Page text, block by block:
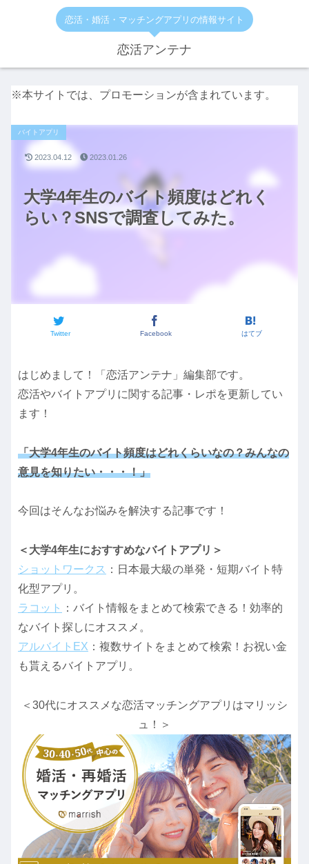
恋活・婚活・マッチングアプリの情報サイト
恋活アンテナ
※本サイトでは、プロモーションが含まれています。
大学4年生のバイト頻度はどれく
らい？SNSで調査してみた。
バイトアプリ
Twitter Facebook はてブ
2023.04.12 2023.01.26
はじめまして！「恋活アンテナ」編集部です。
恋活やバイトアプリに関する記事・レポを更新してい
ます！
「大学4年生のバイト頻度はどれくらいなの？みんなの
意見を知りたい・・・！」
今回はそんなお悩みを解決する記事です！
＜大学4年生におすすめなバイトアプリ＞
ショットワークス ：日本最大級の単発・短期バイト特
化型アプリ。
ラコット
：バイト情報をまとめて検索できる！効率的
なバイト探しにオススメ。
アルバイトEX ：複数サイトをまとめて検索！お祝い金
も貰えるバイトアプリ。
＜30代にオススメな恋活マッチングアプリはマリッシ
ュ！＞